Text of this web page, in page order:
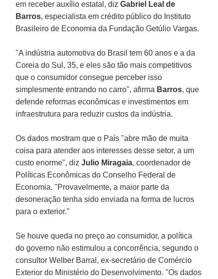
em receber auxílio estatal, dizGabriel Leal de
Barros, especialista em crédito público do Instituto
Brasileiro de Economia da Fundação Getúlio Vargas.
"A indústria automotiva do Brasil tem 60 anos e a da
Coreia do Sul, 35, e eles são tão mais competitivos
que o consumidor consegue perceber isso
simplesmente entrando no carro", afirma Barros, que
defende reformas econômicas e investimentos em
infraestrutura para reduzir custos da indústria.
Os dados mostram que o País "abre mão de muita
coisa para atender aos interesses desse setor, a um
custo enorme", dizJulio Miragaia, coordenador de
Políticas Econômicas do Conselho Federal de
Economia. "Provavelmente, a maior parte da
desoneração tenha sido enviada na forma de lucros
para o exterior."
Se houve queda no preço ao consumidor, a política
do governo não estimulou a concorrência, segundo o
consultor Welber Barral, ex-secretário de Comércio
Exterior do Ministério do Desenvolvimento. "Os dados